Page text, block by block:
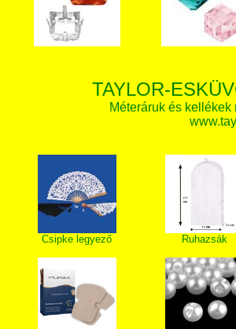
TAYLOR-
Méteráruk és
Csipke legyező Ruhazsák